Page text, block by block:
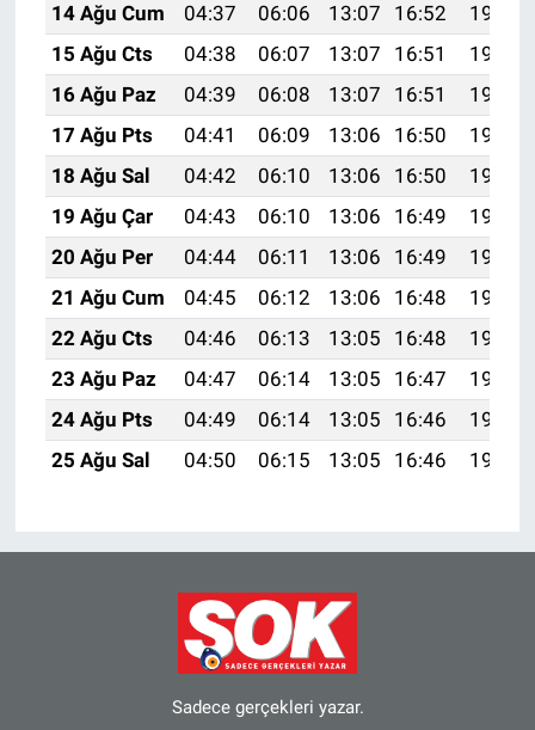
14 Ağu Cum
04:37 06:06 13:07 16:52
19:58
15 Ağu Cts
04:38 06:07 13:07 16:51
19:57
16 Ağu Paz
04:39 06:08 13:07 16:51
19:56
17 Ağu Pts
04:41 06:09 13:06 16:50
19:54
18 Ağu Sal
04:42 06:10 13:06 16:50
19:53
19 Ağu Çar
04:43 06:10 13:06 16:49
19:52
20 Ağu Per
04:44 06:11 13:06 16:49
19:50
21 Ağu Cum
04:45 06:12 13:06 16:48
19:49
22 Ağu Cts
04:46 06:13 13:05 16:48
19:48
23 Ağu Paz
04:47 06:14 13:05 16:47
19:47
24 Ağu Pts
04:49 06:14 13:05 16:46
19:45
25 Ağu Sal
04:50 06:15 13:05 16:46 19:44
Sadece gerçekleri yazar.